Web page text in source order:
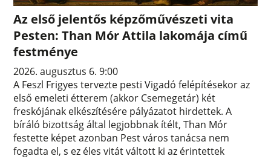
Az első jelentős képzőművészeti vita
Pesten: Than Mór Attila lakomája című
festménye
2026. augusztus 6. 9:00
A Feszl Frigyes tervezte pesti Vigadó felépítésekor az
első emeleti étterem (akkor Csemegetár) két
freskójának elkészítésére pályázatot hirdettek. A
bíráló bizottság által legjobbnak ítélt, Than Mór
festette képet azonban Pest város tanácsa nem
fogadta el, s ez éles vitát váltott ki az érintettek